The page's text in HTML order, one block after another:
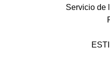
Servicio de